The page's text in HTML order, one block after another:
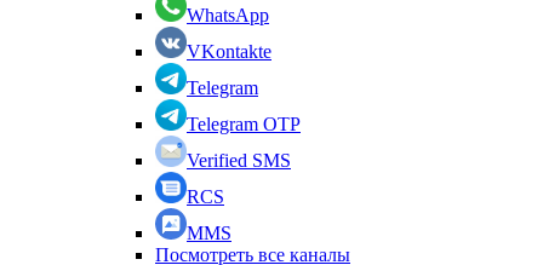
WhatsApp
VKontakte
Telegram
Telegram OTP
Verified SMS
RCS
MMS
Посмотреть все каналы